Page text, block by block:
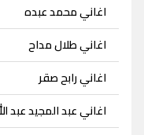
اغاني محمد عبده
اغاني طلال مداح
اغاني رابح صقر
اغاني عبد المجيد عبد